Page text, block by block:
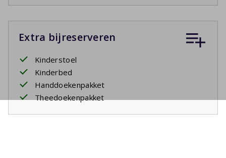
Extra bijreserveren
Kinderstoel
Kinderbed
Handdoekenpakket
Theedoekenpakket